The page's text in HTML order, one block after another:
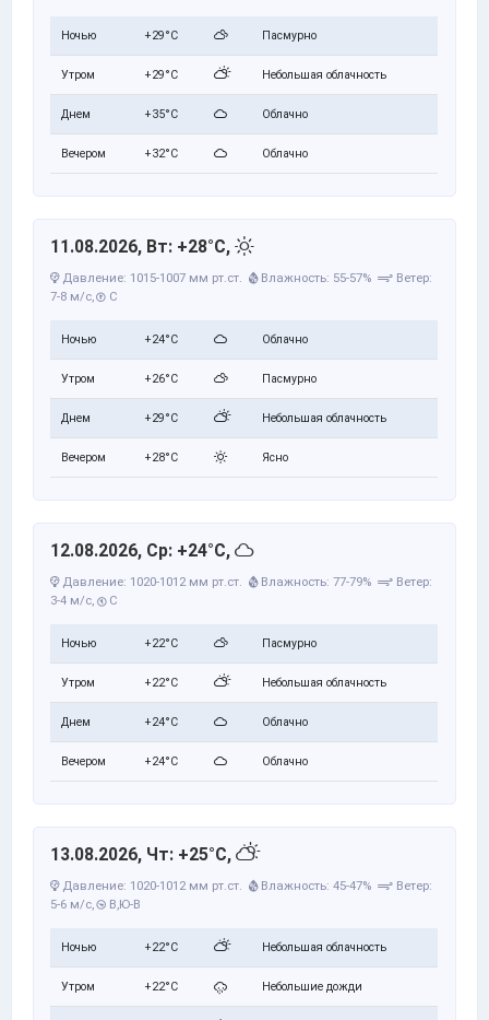
Ночью +29°C Пасмурно
Утром +29°C Небольшая облачность
Днем +35°C Облачно
Вечером +32°C Облачно
11.08.2026, Вт: +28°C,
Давление: 1015-1007 мм рт.ст. Влажность: 55-57%
Ветер:
7-8 м/с,
С
Ночью +24°C Облачно
Утром +26°C Пасмурно
Днем +29°C Небольшая облачность
Вечером +28°C Ясно
12.08.2026, Ср: +24°C,
Давление: 1020-1012 мм рт.ст. Влажность: 77-79%
Ветер:
3-4 м/с, С
Ночью +22°C Пасмурно
Утром +22°C Небольшая облачность
Днем +24°C Облачно
Вечером +24°C Облачно
13.08.2026, Чт: +25°C,
Давление: 1020-1012 мм рт.ст. Влажность: 45-47%
Ветер:
5-6 м/с,
В,Ю-В
Ночью +22°C Небольшая облачность
Утром +22°C Небольшие дожди